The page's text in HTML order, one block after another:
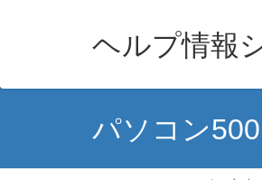
ヘルプ情報
パソコン